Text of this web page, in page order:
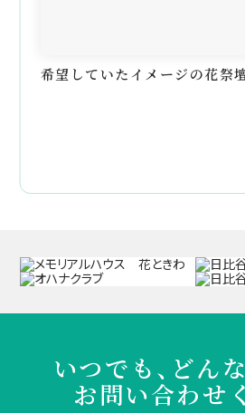
希望していたイメージの花祭
いつでも、どん
お問い合わせ